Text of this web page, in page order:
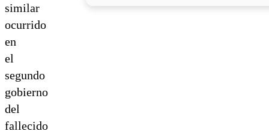
similar
ocurrido
en
el
segundo
gobierno
del
fallecido